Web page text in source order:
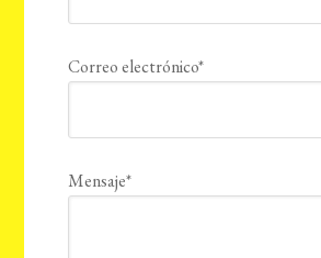
Correo electrónico*
Mensaje*